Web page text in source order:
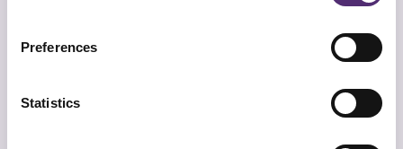
Preferences
Statistics